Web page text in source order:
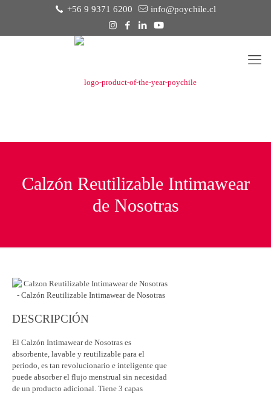
+56 9 9371 6200 info@poychile.cl
Calzón Reutilizable Intimawear
de Nosotras
DESCRIPCIÓN
El Calzón Intimawear de Nosotras es
absorbente, lavable y reutilizable para el
periodo, es tan revolucionario e inteligente que
puede absorber el flujo menstrual sin necesidad
de un producto adicional. Tiene 3 capas